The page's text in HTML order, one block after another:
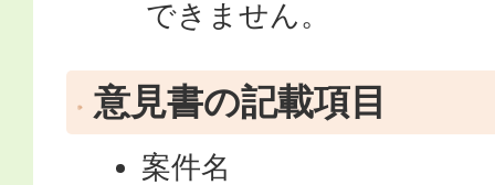
できません。
意見書の記載項目
案件名